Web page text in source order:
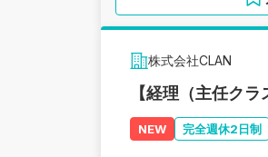
株式会社CLAN
【経理（主任ク
NEW 完全週休2日制